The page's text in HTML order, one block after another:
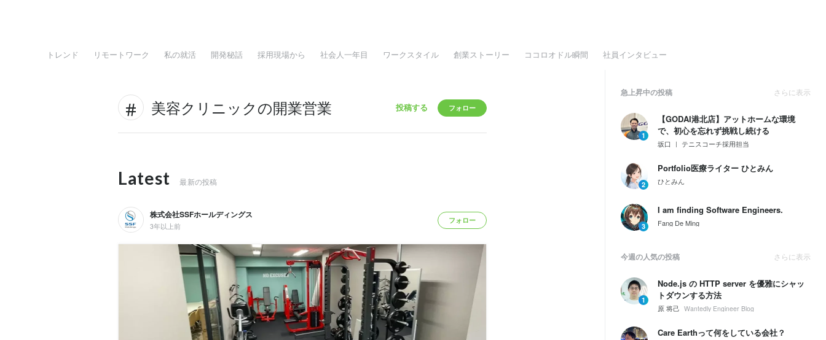
トレンド リモートワーク 私の就活 開発秘話 採用現場から 社会人一年目 ワークスタイル 創業ストーリー ココロオドル瞬間 社員インタビュー
美容クリニックの開業営業 投稿する フォロー
Latest 最新の投稿
株式会社SSFホールディングス
3年以上前
フォロー
急上昇中の投稿 さらに表示
1
【GODAI港北店】アットホームな環境
で、初心を忘れず挑戦し続ける
坂口 ｜ テニスコーチ採用担当
2
Portfolio医療ライター ひとみん
ひとみん
3
I am finding Software Engineers.
Fang De Ming
今週の人気の投稿 さらに表示
1
Node.js の HTTP server を優雅にシャッ
トダウンする方法
原 将己 Wantedly Engineer Blog
Care Earthって何をしている会社？